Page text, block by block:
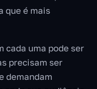
que é mais
cada uma pode ser
precisam ser
demandam